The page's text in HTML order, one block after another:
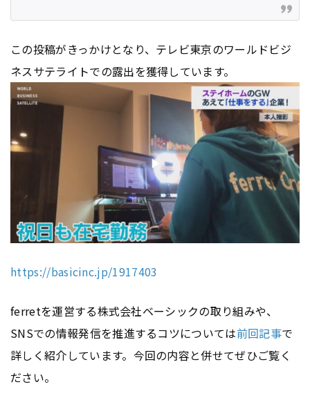
この投稿がきっかけとなり、テレビ東京のワールドビジ
ネスサテライトでの露出を獲得しています。
https://basicinc.jp/1917403
ferretを運営する株式会社ベーシックの取り組みや、
SNSでの情報発信を推進するコツについては前回記事で
詳しく紹介しています。今回の内容と併せてぜひご覧く
ださい。